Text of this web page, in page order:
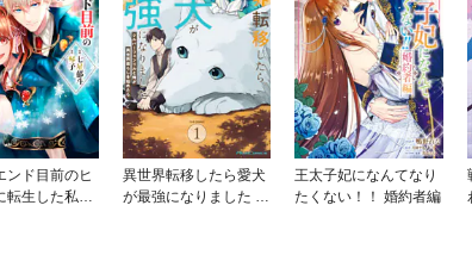
ンド目前のヒ
転生した私、
異世界転移したら愛犬
が最強になりました ～
王太子妃になんてなり
たくない！！ 婚約者編